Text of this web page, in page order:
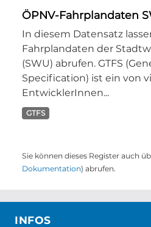
ÖPNV-Fahrplandaten
In diesem Datensatz
Fahrplandaten der
(SWU) abrufen. GTFS
Specification) ist ein von
EntwicklerInnen...
GTFS
Sie können dieses Register auch
Dokumentation) abrufen.
INFOS